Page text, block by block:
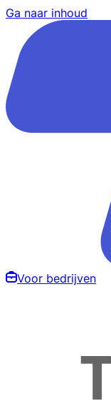
Ga naar inhoud
Voor bedrijven